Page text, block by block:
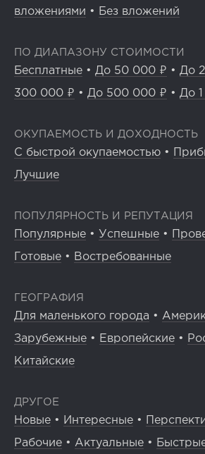
вложениями • Без вложений
ПО ДИАПАЗОНУ СТОИМОСТИ
Бесплатные • До 50 000 ₽ • До
300 000 ₽ • До 500 000 ₽ • До
ОКУПАЕМОСТЬ И ДОХОДНОСТЬ
С быстрой окупаемостью •
Лучшие
ПОПУЛЯРНОСТЬ И РЕПУТАЦИЯ
Популярные • Успешные •
Готовые • Востребованные
ГЕОГРАФИЯ
Для маленького города •
Зарубежные • Европейские •
Китайские
ДРУГОЕ
Новые • Интересные •
Рабочие • Актуальные •